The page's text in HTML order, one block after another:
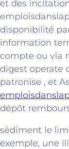
et des
disponibilité
information
compte ou via
digest operate
patronise , et
dépôt
sédiment le
exemple, une